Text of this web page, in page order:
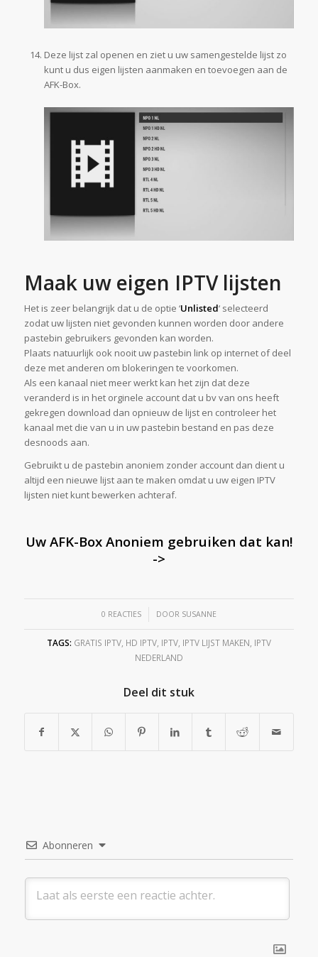
Deze lijst zal openen en ziet u uw samengestelde lijst zo
kunt u dus eigen lijsten aanmaken en toevoegen aan de
AFK-Box.
Maak uw eigen IPTV lijsten
Het is zeer belangrijk dat u de optie ‘Unlisted‘ selecteerd
zodat uw lijsten niet gevonden kunnen worden door andere
pastebin gebruikers gevonden kan worden.
Plaats natuurlijk ook nooit uw pastebin link op internet of deel
deze met anderen om blokeringen te voorkomen.
Als een kanaal niet meer werkt kan het zijn dat deze
veranderd is in het orginele account dat u bv van ons heeft
gekregen download dan opnieuw de lijst en controleer het
kanaal met die van u in uw pastebin bestand en pas deze
desnoods aan.
Gebruikt u de pastebin anoniem zonder account dan dient u
altijd een nieuwe lijst aan te maken omdat u uw eigen IPTV
lijsten niet kunt bewerken achteraf.
Uw AFK-Box Anoniem gebruiken dat kan!
->
0 REACTIES
/ DOOR SUSANNE
TAGS: GRATIS IPTV, HD IPTV, IPTV, IPTV LIJST MAKEN IPTV
NEDERLAND
Deel dit stuk
Abonneren